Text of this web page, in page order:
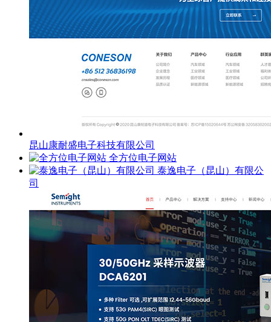
昆山康耐盛电子科技有限公司
全方位电子网站
泰逸电子（昆山）有限公
司